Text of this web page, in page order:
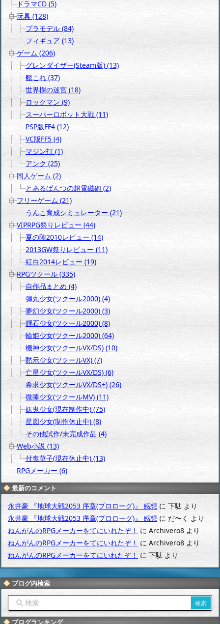
ドラマCD (5)
玩具 (128)
プラモデル (84)
フィギュア (13)
ゲーム (206)
グレンダイザー(Steam版) (13)
艦これ (37)
世界樹の迷宮 (18)
ロックマン (9)
スーパーロボット大戦 (11)
PSP版FF4 (12)
VC版FF5 (4)
マジン打 (1)
アンク (25)
同人ゲーム (2)
とあるぱんつの超電磁砲 (2)
フリーゲーム (21)
うんこ育成シミュレーター (21)
VIPRPG祭りレビュー (44)
夏の陣2010レビュー (14)
2013GW祭りレビュー (11)
紅白2014レビュー (19)
RPGツクール (335)
自作品まとめ (4)
弾丸少女(ツクール2000) (4)
夢幻少女(ツクール2000) (3)
輝石少女(ツクール2000) (8)
輪姫少女(ツクール2000) (64)
機神少女(ツクールVX/DS) (10)
黙示少女(ツクールVX) (7)
亡星少女(ツクールVX/DS) (6)
希求少女(ツクールVX/DS+) (26)
微睡少女(ツクールMV) (11)
妖鬼少女(現在制作中) (75)
星図少女(制作休止中) (8)
その他試作/未完成作品 (4)
Web小説 (13)
付喪草子(現在休止中) (13)
RPGメーカー (6)
最新のコメント
永井豪 『地球大戦2053 序章(プロローグ)』 感想 に下駄より
永井豪 『地球大戦2053 序章(プロローグ)』 感想にだ〜く より
ねんがんのRPGメーカーをてにいれたぞ！ に Archivero8 より
ねんがんのRPGメーカーをてにいれたぞ！ に Archivero8より
ねんがんのRPGメーカーをてにいれたぞ！に下駄より
ブログ内検索
ブログランキング